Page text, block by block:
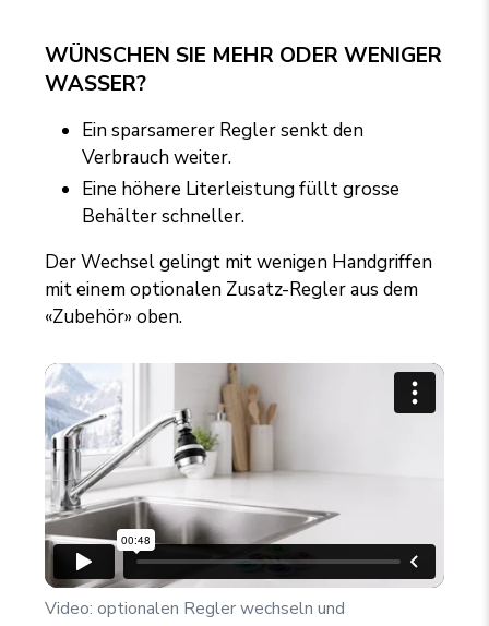
WÜNSCHEN SIE MEHR ODER WENIGER
WASSER?
Ein sparsamerer Regler senkt den
Verbrauch weiter.
Eine höhere Literleistung füllt grosse
Behälter schneller.
Der Wechsel gelingt mit wenigen Handgriffen
mit einem optionalen Zusatz-Regler aus dem
«Zubehör» oben.
Video: optionalen Regler wechseln und